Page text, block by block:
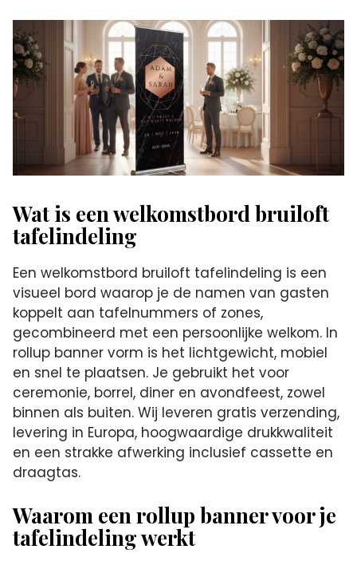
Wat is een welkomstbord bruiloft
tafelindeling
Een welkomstbord bruiloft tafelindeling is een
visueel bord waarop je de namen van gasten
koppelt aan tafelnummers of zones,
gecombineerd met een persoonlijke welkom. In
rollup banner vorm is het lichtgewicht, mobiel
en snel te plaatsen. Je gebruikt het voor
ceremonie, borrel, diner en avondfeest, zowel
binnen als buiten. Wij leveren gratis verzending,
levering in Europa, hoogwaardige drukkwaliteit
en een strakke afwerking inclusief cassette en
draagtas.
Waarom een rollup banner voor je
tafelindeling werkt